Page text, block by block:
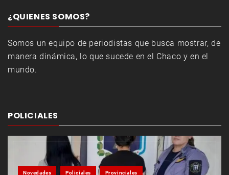
¿QUIENES SOMOS?
Somos un equipo de periodistas que busca mostrar, de
manera dinámica, lo que sucede en el Chaco y en el
mundo.
POLICIALES
Novedades Policiales Provinciales